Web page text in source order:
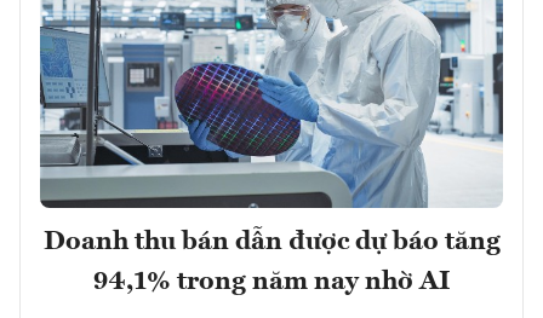
Doanh thu bán dẫn được dự báo tăng
94,1% trong năm nay nhờ AI